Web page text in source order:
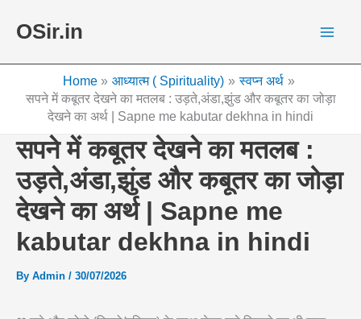
OSir.in
Home आध्यात्म ( Spirituality)
स्वप्न अर्थ
सपने में कबूतर देखने का मतलब : उड़ते,अंडा,झुंड और कबूतर का जोड़ा
देखने का अर्थ | Sapne me kabutar dekhna in hindi
सपने में कबूतर देखने का मतलब :
उड़ते,अंडा,झुंड और कबूतर का जोड़ा
देखने का अर्थ | Sapne me
kabutar dekhna in hindi
By Admin / 30/07/2026